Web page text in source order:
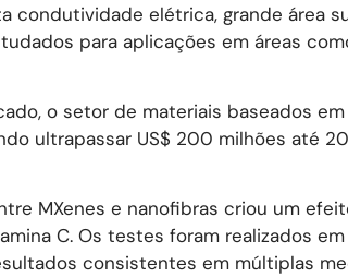
condutividade elétrica, grande área
para aplicações em áreas
o setor de materiais baseados
ultrapassar US$ 200 milhões até
MXenes e nanofibras criou um
C. Os testes foram realizados
consistentes em múltiplas